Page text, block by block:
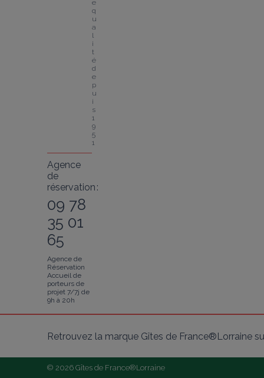
e
q
u
a
l
i
t
é
d
e
p
u
i
s
1
9
5
1
Agence
de
réservation :
09 78
35 01
65
Agence de
Réservation
Accueil de
porteurs de
projet 7/7j de
9h à 20h
Retrouvez la marque Gîtes de France®Lorraine
© 2026 Gîtes de France®Lorraine